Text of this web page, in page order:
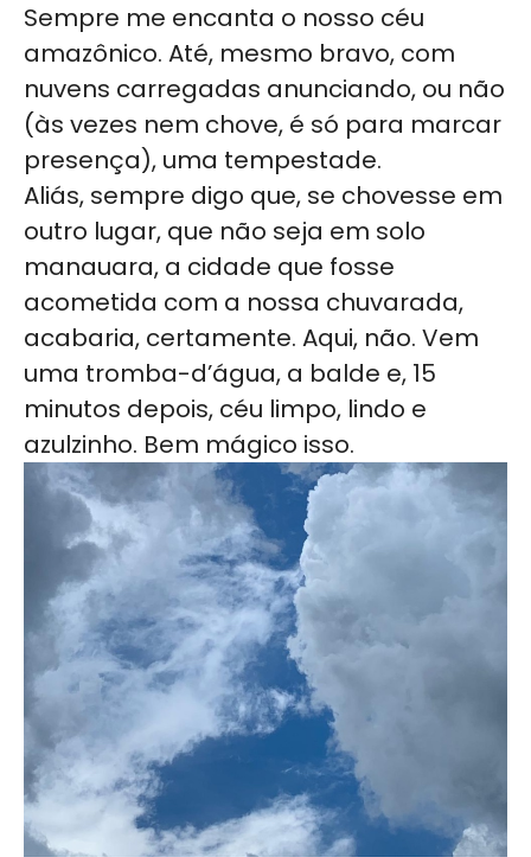
Sempre me encanta o nosso céu
amazônico. Até, mesmo bravo, com
nuvens carregadas anunciando, ou não
(às vezes nem chove, é só para marcar
presença), uma tempestade.
Aliás, sempre digo que, se chovesse em
outro lugar, que não seja em solo
manauara, a cidade que fosse
acometida com a nossa chuvarada,
acabaria, certamente. Aqui, não. Vem
uma tromba-d’água, a balde e, 15
minutos depois, céu limpo, lindo e
azulzinho. Bem mágico isso.